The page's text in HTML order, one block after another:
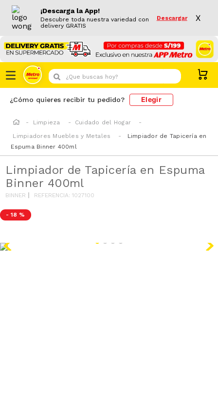
¡Descarga la App!
Descubre toda nuestra variedad con
delivery GRATIS
Descargar X
¿Que buscas hoy?
¿Cómo quieres recibir tu pedido? Elegir
Limpieza
Cuidado del Hogar
Limpiadores Muebles y Metales
Limpiador de Tapicería en
Espuma Binner 400ml
Limpiador de Tapicería en Espuma
Binner 400ml
BINNER REFERENCIA:1027100
- 18 %